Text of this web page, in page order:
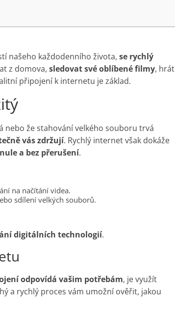
našeho každodenního života, se rychlý
z domova, sledovat své oblíbené filmy, hrát
připojení k internetu je základ.
nebo že stahování velkého souboru trvá
vás zdržují. Rychlý internet však dokáže
a bez přerušení.
na načítání videa.
sdílení velkých souborů.
digitálních technologií.
odpovídá vašim potřebám, je využít
a rychlý proces vám umožní ověřit, jakou